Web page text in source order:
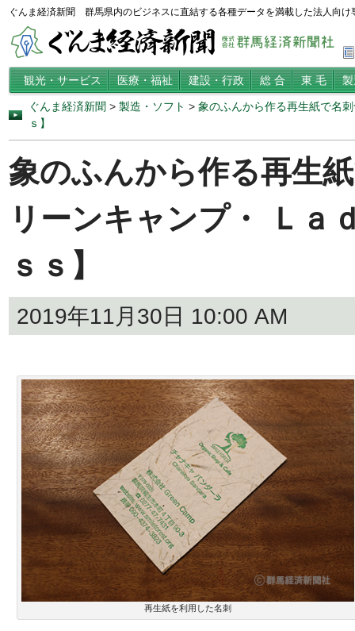
ぐんま経済新聞 群馬県内のビジネスに直結する各種データを満載した法人向け
観光・サービス 医療・福祉 建設・行政 総 合 東 毛
ぐんま経済新聞 > 製造・ソフト > 象のふんから作る再生紙で名
ｓ】
象のふんから作る再生
リーンキャンプ・ Ｌａ
ｓｓ】
2019年11月30日 10:00 AM
再生紙を利用した名刺